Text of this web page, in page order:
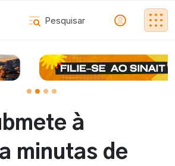
à
minutas de